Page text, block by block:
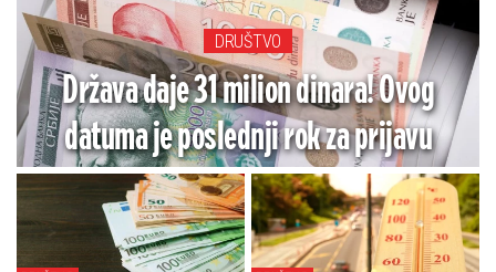
DRUŠTVO
Država daje 31 milion dinara! Ovog
datuma je poslednji rok za prijavu